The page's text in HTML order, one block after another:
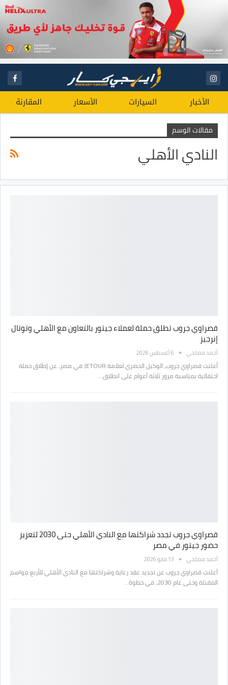
الأخبار السيارات الأسعار المقارنة
مقالات الوسم
النادي الأهلي
قصراوي جروب تطلق حملة لعملاء جيتور بالتعاون مع الأهلي وتوتال
إنرجيز
أحمد مصلحي 6 أغسطس 2026
أعلنت قصراوي جروب، الوكيل الحصري لعلامة JETOUR في مصر، عن إطلاق حملة
احتفالية بمناسبة مرور ثلاثة أعوام على انطلاق…
قصراوي جروب تجدد شراكتها مع النادي الأهلي حتى 2030 لتعزيز
حضور جيتور في مصر
أحمد مصلحي 13 مايو 2026
أعلنت قصراوي جروب عن تجديد عقد رعاية وشراكتها مع النادي الأهلي للأربع مواسم
المقبلة وحتى عام 2030، في خطوة…